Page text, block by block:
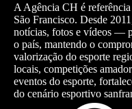
A Agência CH é
São Francisco. Desde
notícias, fotos e vídeos —
o país, mantendo o
valorização do esporte
locais, competições
eventos do esporte,
do cenário esportivo